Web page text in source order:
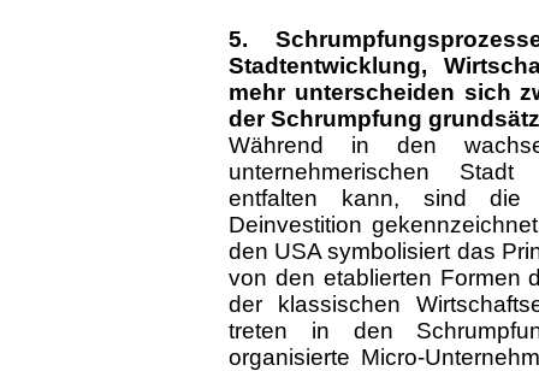
5.
Stadtentwicklung,
mehr unterscheiden sich
der Schrumpfung
Während in den
unternehmerischen Stadt
entfalten kann, sind die
Deinvestition
den USA symbolisiert das
von den etablierten Formen
der klassischen
treten in den
organisierte Micro-